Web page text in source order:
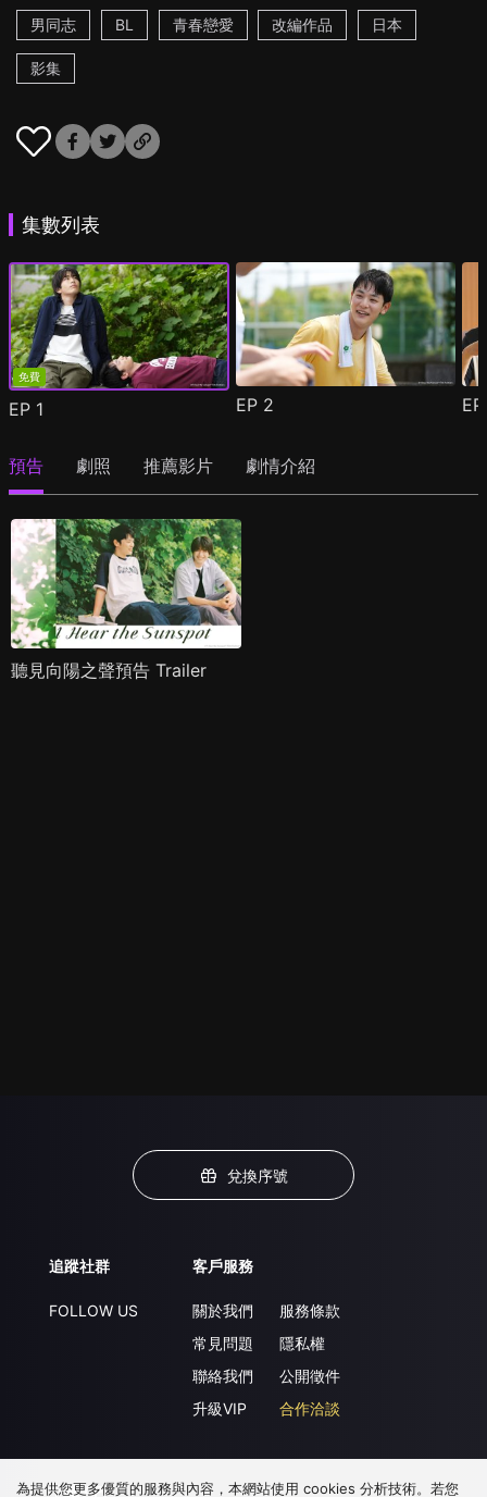
男同志
BL 青春戀愛 改編作品 日本
影集
集數列表
免費
EP 1 EP 2
預告 劇照 推薦影片 劇情介紹
聽見向陽之聲預告 Trailer
兌換序號
追蹤社群
FOLLOW US
客戶服務
關於我們
常見問題
聯絡我們
升級VIP
服務條款
隱私權
公開徵件
合作洽談
下載 APP
為提供您更多優質的服務與內容，本網站使用 cookies 分析技術。若您